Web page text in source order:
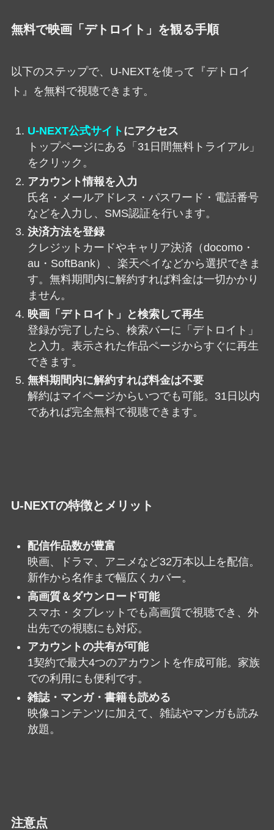
無料で映画「デトロイト」を観る手順
以下のステップで、U-NEXTを使って『デトロイ
ト』を無料で視聴できます。
U-NEXT公式サイト にアクセス
トップページにある「31日間無料トライアル」
をクリック。
アカウント情報を入力
氏名・メールアドレス・パスワード・電話番号
などを入力し、SMS認証を行います。
決済方法を登録
クレジットカードやキャリア決済（docomo・
au・SoftBank）、楽天ペイなどから選択できま
す。無料期間内に解約すれば料金は一切かかり
ません。
映画「デトロイト」と検索して再生
登録が完了したら、検索バーに「デトロイト」
と入力。表示された作品ページからすぐに再生
できます。
無料期間内に解約すれば料金は不要
解約はマイページからいつでも可能。31日以内
であれば完全無料で視聴できます。
U-NEXTの特徴とメリット
配信作品数が豊富
映画、ドラマ、アニメなど32万本以上を配信。
新作から名作まで幅広くカバー。
高画質＆ダウンロード可能
スマホ・タブレットでも高画質で視聴でき、外
出先での視聴にも対応。
アカウントの共有が可能
1契約で最大4つのアカウントを作成可能。家族
での利用にも便利です。
雑誌・マンガ・書籍も読める
映像コンテンツに加えて、雑誌やマンガも読み
放題。
注意点